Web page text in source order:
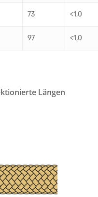
73 <1,0
97 <1,0
Längen